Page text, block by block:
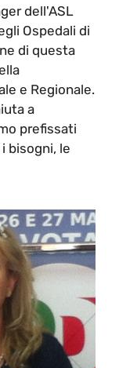
dell'ASL
Ospedali di
di questa
e Regionale.
a
prefissati
bisogni, le